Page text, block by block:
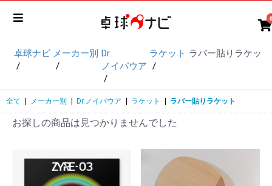
0
卓球ナビ メーカー別 Dr.
ノイバウア
ラケット ラバー貼りラケット
全て メーカー別 Dr.ノイバウア ラケット ラバー貼りラケット
お探しの商品は見つかりませんでした